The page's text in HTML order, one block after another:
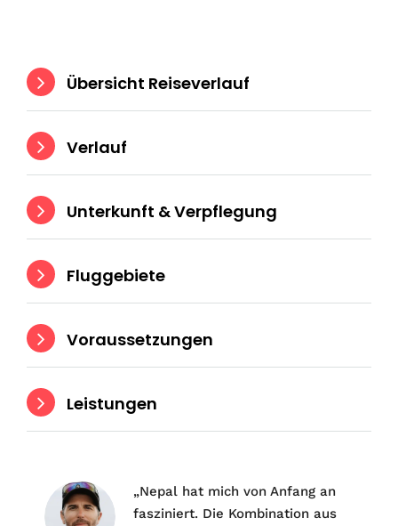
Übersicht Reiseverlauf
Verlauf
Unterkunft & Verpflegung
Fluggebiete
Voraussetzungen
Leistungen
„Nepal hat mich von Anfang an
fasziniert. Die Kombination aus